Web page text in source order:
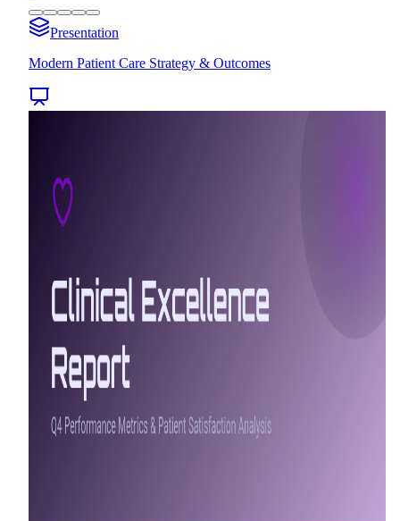
Presentation
Modern Patient Care Strategy & Outcomes